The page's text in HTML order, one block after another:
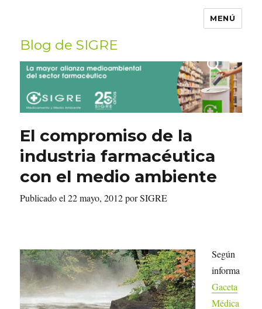
MENÚ
Blog de SIGRE
Buscar
por:
El compromiso de la
industria farmacéutica
con el medio ambiente
Publicado el 22 mayo, 2012 por SIGRE
Según
informa
Gaceta
Médica